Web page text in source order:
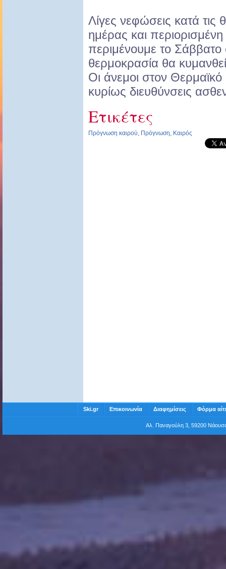
Λίγες νεφώσεις κατά
ημέρας και
περιμένουμε το
θερμοκρασία θα
Οι άνεμοι στον
κυρίως διευθύνσεις
Ετικέτες
Πρόγνωση καιρού, Πρόγνωση, Καιρός
Ski.gr Επικοινωνία Διαφημίσεις Φόρμα
Αλ. Παναγούλη 3, 59200